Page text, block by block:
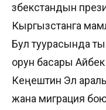
Өзбекстандын
Кыргызстанга
Бул туурасында
орун басары
Кеңештин Эл
жана миграция